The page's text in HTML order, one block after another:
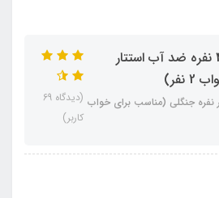
چادر عصایی اتومات 4 نفره ضد آب استتار
نفره جنگلی (مناسب برای خواب
(دیدگاه 69
کاربر)